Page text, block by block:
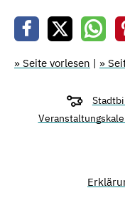
» Seite vorlesen | »